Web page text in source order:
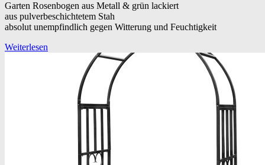
Garten Rosenbogen aus Metall & grün lackiert
aus pulverbeschichtetem Stah
absolut unempfindlich gegen Witterung und Feuchtigkeit
Weiterlesen